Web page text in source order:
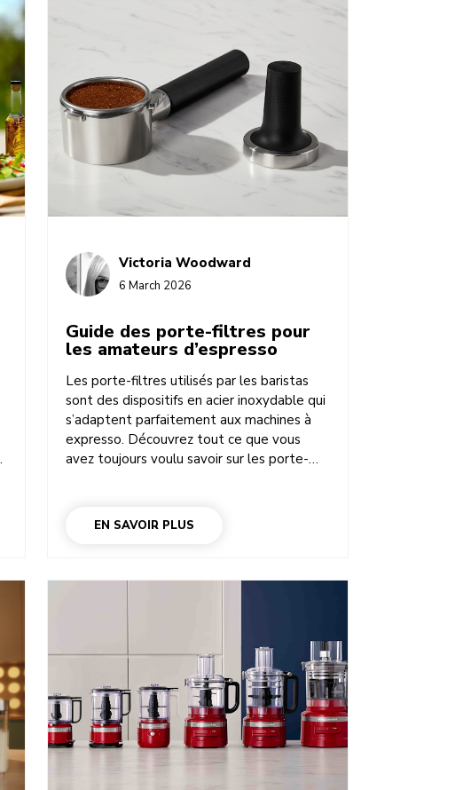
viande dans un saladier. Voyons comment
faire, sans oublier quelques conseils et
idées de recettes de viande hachée.
Victoria Woodward
6 March 2026
Guide des porte-filtres pour
les amateurs d’espresso
Les porte-filtres utilisés par les baristas
sont des dispositifs en acier inoxydable qui
s’adaptent parfaitement aux machines à
expresso. Découvrez tout ce que vous
avez toujours voulu savoir sur les porte-
pièces les plus importantes d’une machine
EN SAVOIR PLUS